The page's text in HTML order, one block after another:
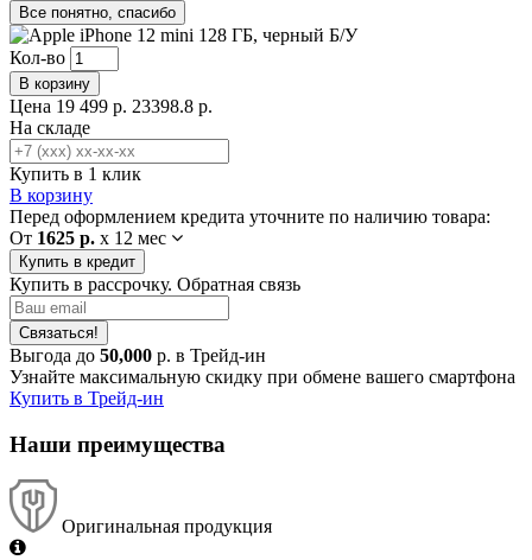
Все понятно, спасибо
Кол-во
В корзину
Цена 19 499 р. 23398.8 р.
На складе
Купить в 1 клик
В корзину
Перед оформлением кредита уточните по наличию товара:
От 1625 р. x 12 мес
Купить в кредит
Купить в рассрочку. Обратная связь
Связаться!
Выгода до 50,000 р. в Трейд-ин
Узнайте максимальную скидку при обмене вашего смартфона
Купить в Трейд-ин
Наши преимущества
Оригинальная продукция